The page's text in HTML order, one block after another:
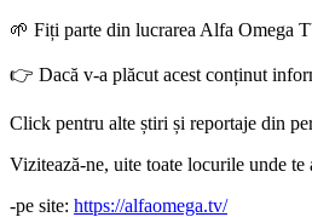
🌱 Fiți parte din lucrarea Alfa Omega
👉 Dacă v-a plăcut acest conținut
Click pentru alte știri și reportaje din
Vizitează-ne, uite toate locurile unde te
-pe site: https://alfaomega.tv/